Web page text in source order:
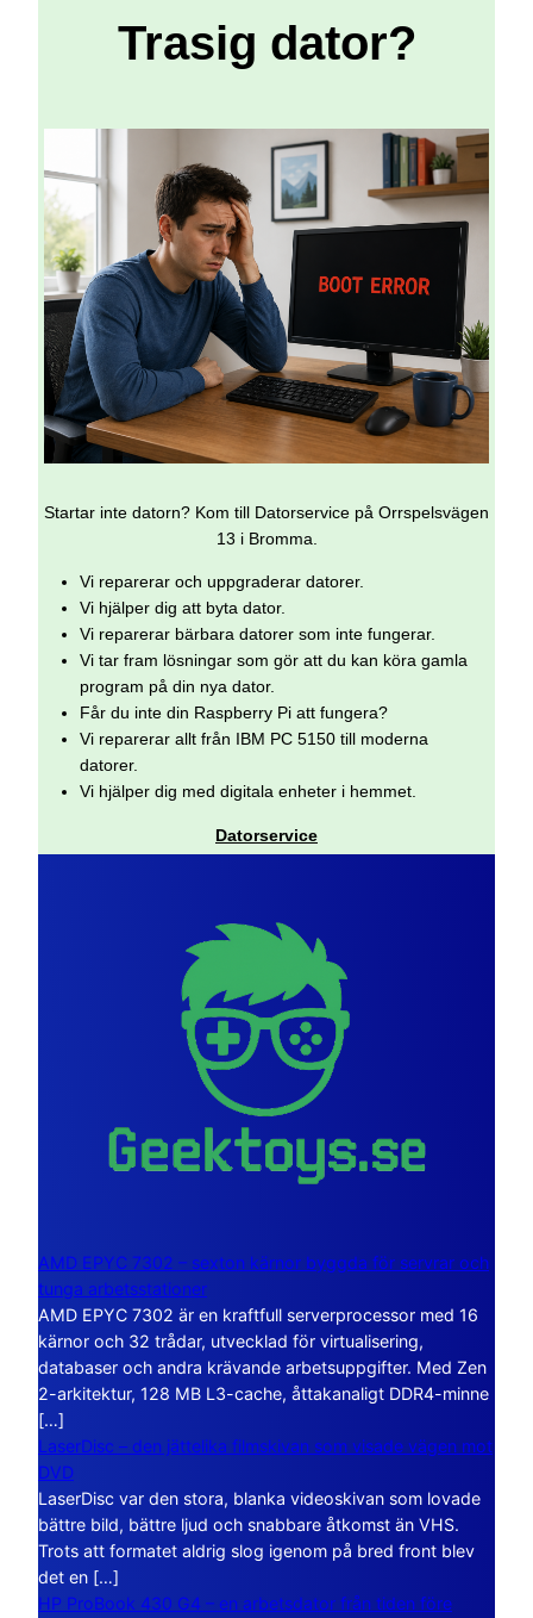
Trasig dator?
Startar inte datorn? Kom till Datorservice på Orrspelsvägen
13 i Bromma.
Vi reparerar och uppgraderar datorer.
Vi hjälper dig att byta dator.
Vi reparerar bärbara datorer som inte fungerar.
Vi tar fram lösningar som gör att du kan köra gamla
program på din nya dator.
Får du inte din Raspberry Pi att fungera?
Vi reparerar allt från IBM PC 5150 till moderna
datorer.
Vi hjälper dig med digitala enheter i hemmet.
Datorservice
AMD EPYC 7302 – sexton kärnor byggda för servrar och
tunga arbetsstationer
AMD EPYC 7302 är en kraftfull serverprocessor med 16
kärnor och 32 trådar, utvecklad för virtualisering,
databaser och andra krävande arbetsuppgifter. Med Zen
2-arkitektur, 128 MB L3-cache, åttakanaligt DDR4-minne
[…]
LaserDisc – den jättelika filmskivan som visade vägen mot
DVD
LaserDisc var den stora, blanka videoskivan som lovade
bättre bild, bättre ljud och snabbare åtkomst än VHS.
Trots att formatet aldrig slog igenom på bred front blev
det en […]
HP ProBook 430 G4 – en arbetsdator från tiden före